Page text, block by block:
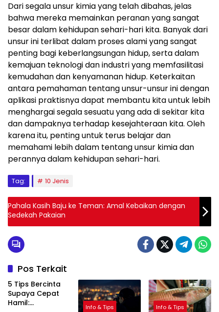
Dari segala unsur kimia yang telah dibahas, jelas
bahwa mereka memainkan peranan yang sangat
besar dalam kehidupan sehari-hari kita. Banyak dari
unsur ini terlibat dalam proses alami yang sangat
penting bagi keberlangsungan hidup, serta dalam
kemajuan teknologi dan industri yang memfasilitasi
kemudahan dan kenyamanan hidup. Keterkaitan
antara pemahaman tentang unsur-unsur ini dengan
aplikasi praktisnya dapat membantu kita untuk lebih
menghargai segala sesuatu yang ada di sekitar kita
dan dampaknya terhadap kesejahteraan kita. Oleh
karena itu, penting untuk terus belajar dan
memahami lebih dalam tentang unsur kimia dan
perannya dalam kehidupan sehari-hari.
Tag: 10 Jenis
Pahala Kasih Baju ke Teman: Amal Kebaikan dengan
Sedekah Pakaian
Pos Terkait
5 Tips Bercinta
Supaya Cepat
Hamil:
Info & Tips Info & Tips